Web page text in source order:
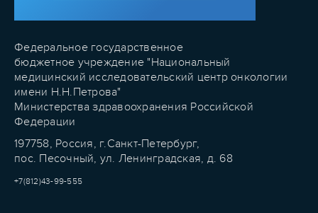
Федеральное государственное
бюджетное учреждение "Национальный
медицинский исследовательский центр онкологии
имени Н.Н.Петрова"
Министерства здравоохранения Российской
Федерации
197758, Россия, г.Санкт-Петербург,
пос. Песочный, ул. Ленинградская, д. 68
+7(812)43-99-555